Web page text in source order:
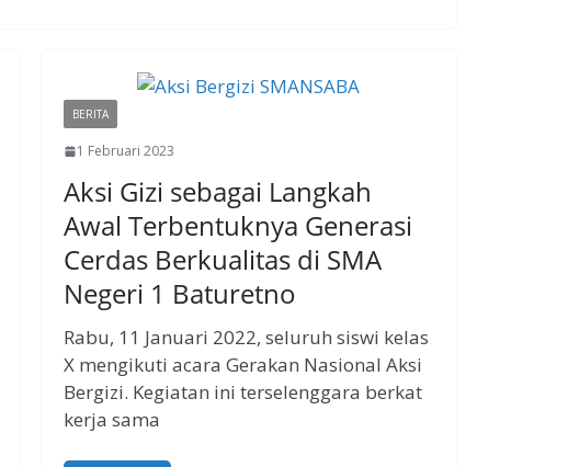
BERITA
1 Februari 2023
Aksi Gizi sebagai Langkah
Awal Terbentuknya Generasi
Cerdas Berkualitas di SMA
Negeri 1 Baturetno
Rabu, 11 Januari 2022, seluruh siswi kelas
X mengikuti acara Gerakan Nasional Aksi
Bergizi. Kegiatan ini terselenggara berkat
kerja sama